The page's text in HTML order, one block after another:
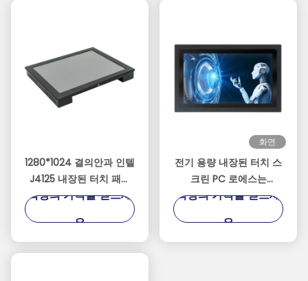
1280*1024 결의안과 인텔
J4125 내장된 터치 패널
PC
최상의 가격을 얻으세
요
화면
전기 용량 내장된 터치 스
크린 PC 로에스는
1920*1080 결의안을 증명
최상의 가격을 얻으세
요